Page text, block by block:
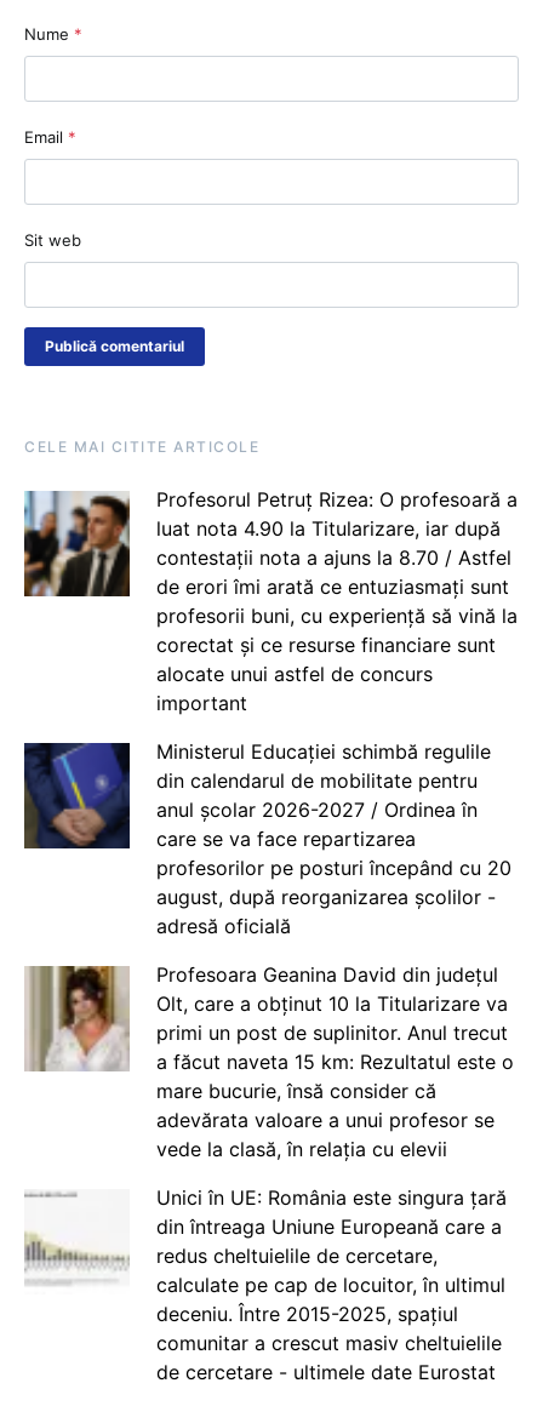
Nume *
Email *
Sit web
CELE MAI CITITE ARTICOLE
Profesorul Petruț Rizea: O profesoară a
luat nota 4.90 la Titularizare, iar după
contestații nota a ajuns la 8.70 / Astfel
de erori îmi arată ce entuziasmați sunt
profesorii buni, cu experiență să vină la
corectat și ce resurse financiare sunt
alocate unui astfel de concurs
important
Ministerul Educației schimbă regulile
din calendarul de mobilitate pentru
anul școlar 2026-2027 / Ordinea în
care se va face repartizarea
profesorilor pe posturi începând cu 20
august, după reorganizarea școlilor -
adresă oficială
Profesoara Geanina David din județul
Olt, care a obținut 10 la Titularizare va
primi un post de suplinitor. Anul trecut
a făcut naveta 15 km: Rezultatul este o
mare bucurie, însă consider că
adevărata valoare a unui profesor se
vede la clasă, în relația cu elevii
Unici în UE: România este singura țară
din întreaga Uniune Europeană care a
redus cheltuielile de cercetare,
calculate pe cap de locuitor, în ultimul
deceniu. Între 2015-2025, spațiul
comunitar a crescut masiv cheltuielile
de cercetare - ultimele date Eurostat